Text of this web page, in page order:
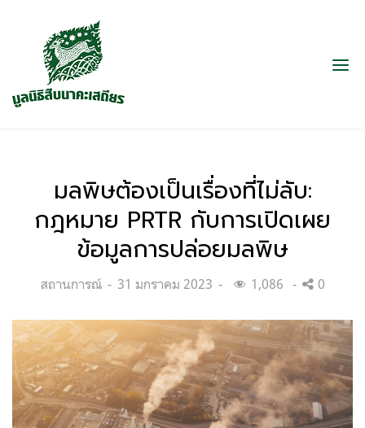
มลพิษต้องเป็นเรื่องที่ไม่ลับ:
กฎหมาย PRTR กับการเปิดเผย
ข้อมูลการปล่อยมลพิษ
Categories:
สถานการณ์
Posted
31 มกราคม 2023 1,086 0